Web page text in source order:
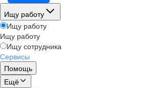
Ищу работу
Ищу работу
Ищу работу
Ищу сотрудника
Сервисы
Помощь
Ещё